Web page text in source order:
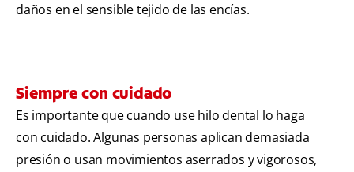
daños en el sensible tejido de las encías.
Siempre con cuidado
Es importante que cuando use hilo dental lo haga
con cuidado. Algunas personas aplican demasiada
presión o usan movimientos aserrados y vigorosos,